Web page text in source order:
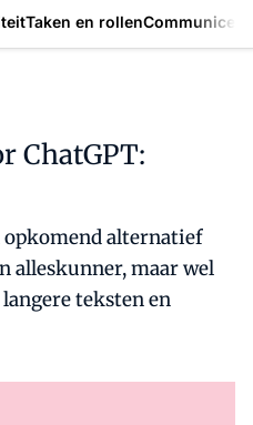
Taken en rollen
ChatGPT:
opkomend alternatief
alleskunner, maar wel
teksten en